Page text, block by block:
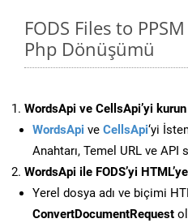
FODS Files to
Php Dönüşümü
WordsApi ve CellsApi’yi kurun
WordsApi ve CellsApi‘yi
Anahtarı, Temel URL ve API
WordsApi ile FODS’yi
Yerel dosya adı ve biçimi
ConvertDocumentRequest